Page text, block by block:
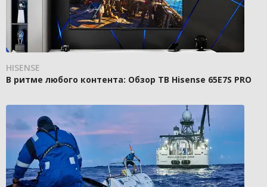
HISENSE
В ритме любого контента: Обзор ТВ Hisense 65E7S PRO